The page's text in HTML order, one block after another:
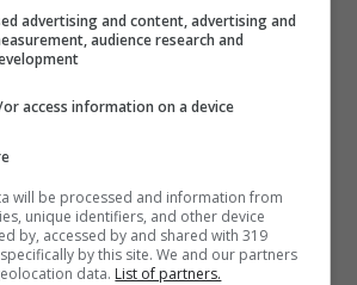
Credits: Instagram
advertising and content, advertising and
audience research and
access information on a device
will be processed and information from
unique identifiers, and other device
by, accessed by and shared with 319
by this site. We and our partners
data. List of partners.